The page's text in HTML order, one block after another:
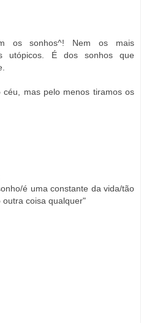
os sonhos^! Nem os mais
utópicos. É dos sonhos que
céu, mas pelo menos tiramos os
é uma constante da vida/tão
coisa qualquer"